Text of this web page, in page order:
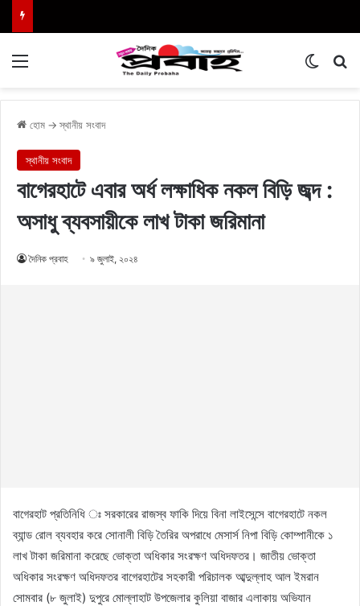
হোম → স্থানীয় সংবাদ
স্থানীয় সংবাদ
বাগেরহাটে এবার অর্ধ লক্ষাধিক নকল বিড়ি জব্দ :
অসাধু ব্যবসায়ীকে লাখ টাকা জরিমানা
দৈনিক প্রবাহ ৯ জুলাই, ২০২৪
বাগেরহাট প্রতিনিধি ঃ সরকারের রাজস্ব ফাকি দিয়ে বিনা লাইসেন্সে বাগেরহাটে নকল
ব্যান্ড রোল ব্যবহার করে সোনালী বিড়ি তৈরির অপরাধে মেসার্স নিপা বিড়ি কোম্পানীকে ১
লাখ টাকা জরিমানা করেছে ভোক্তা অধিকার সংরক্ষণ অধিদফতর। জাতীয় ভোক্তা
অধিকার সংরক্ষণ অধিদফতর বাগেরহাটের সহকারী পরিচালক আব্দুল্লাহ আল ইমরান
সোমবার (৮ জুলাই) দুপুরে মোল্লাহাট উপজেলার কুলিয়া বাজার এলাকায় অভিযান